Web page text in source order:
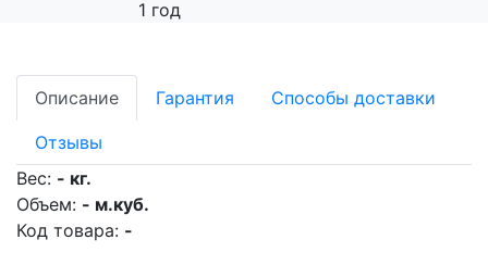
1 год
Описание Гарантия Способы доставки
Отзывы
Вес: - кг.
Объем: - м.куб.
Код товара: -